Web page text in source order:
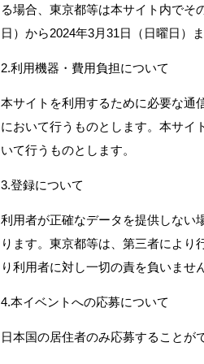
る場合、東京都等は本サイト内でそ
日）から2024年3月31日（日曜日）
2.利用機器・費用負担について
本サイトを利用するために必要な通
において行うものとします。本サイ
いて行うものとします。
3.登録について
利用者が正確なデータを提供しない
ります。東京都等は、第三者によ
り利用者に対し一切の責を負いませ
4.本イベントへの応募について
日本国の居住者のみ応募することが